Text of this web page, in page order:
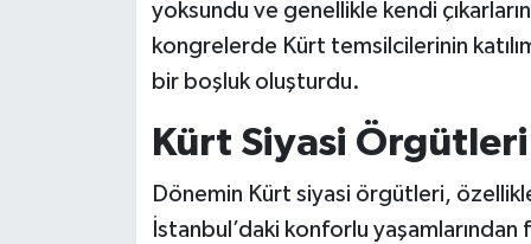
yoksundu ve genellikle kendi
kongrelerde Kürt temsilcilerinin
bir boşluk oluşturdu.
Kürt Siyasi
Dönemin Kürt siyasi örgütleri,
İstanbul’daki konforlu